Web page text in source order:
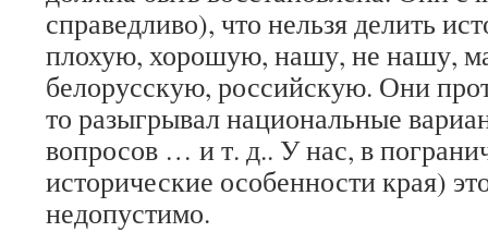
справедливо), что нельзя делить
плохую, хорошую, нашу, не нашу,
белорусскую, российскую. Они
то разыгрывал национальные
вопросов … и т. д.. У нас, в
исторические особенности края)
недопустимо.